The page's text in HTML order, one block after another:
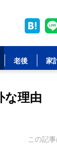
老後 家
な理由
この記